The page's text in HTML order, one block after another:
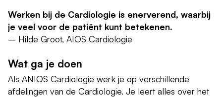
Werken bij de Cardiologie is enerverend, waarbij
je veel voor de patiënt kunt betekenen.
– Hilde Groot, AIOS Cardiologie
Wat ga je doen
Als ANIOS Cardiologie werk je op verschillende
afdelingen van de Cardiologie. Je leert alles over het